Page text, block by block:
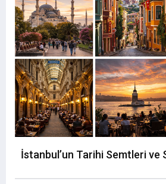
İstanbul’un Tarihi Semtleri ve